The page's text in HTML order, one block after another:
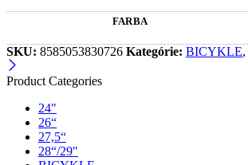
FARBA
SKU: 8585053830726 Kategórie: BICYKLE,
Product Categories
24"
26“
27,5“
28“/29"